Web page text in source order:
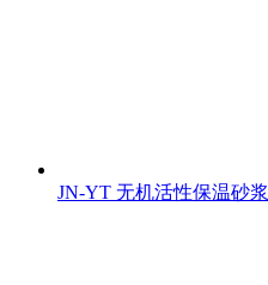
JN-YT 无机活性保温砂浆